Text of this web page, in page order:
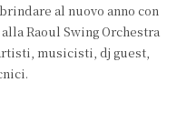
al nuovo anno con
Raoul Swing Orchestra
musicisti, dj guest,